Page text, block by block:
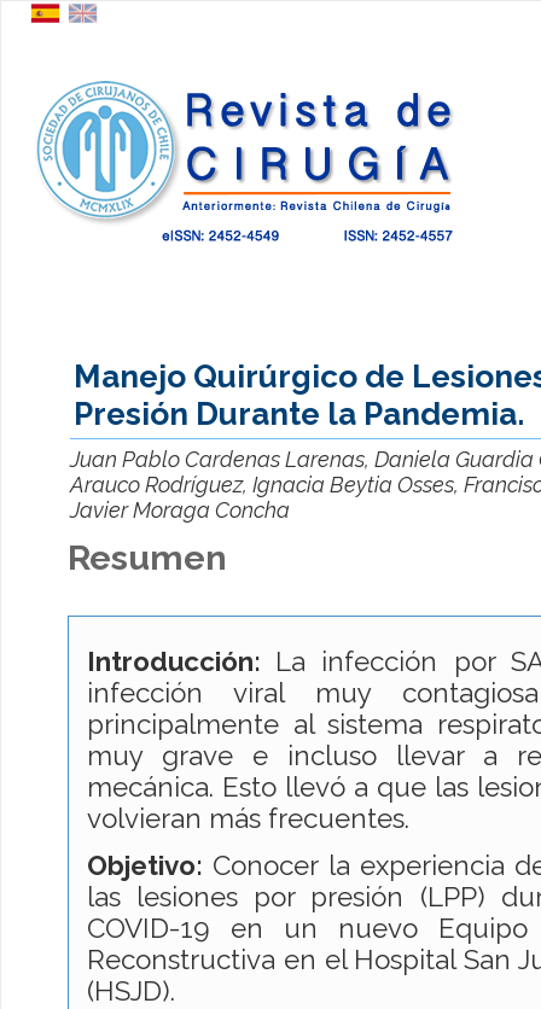
Manejo Quirúrgico de
Presión Durante la Pandemia.
Juan Pablo Cardenas Larenas, Daniela Guardia
Arauco Rodríguez, Ignacia Beytia Osses,
Javier Moraga Concha
Resumen
Introducción: La infección por
infección viral muy
principalmente al sistema
muy grave e incluso llevar a
mecánica. Esto llevó a que las
volvieran más frecuentes.
Objetivo: Conocer la experiencia
las lesiones por presión (LPP)
COVID-19 en un nuevo
Reconstructiva en el Hospital San
(HSJD).